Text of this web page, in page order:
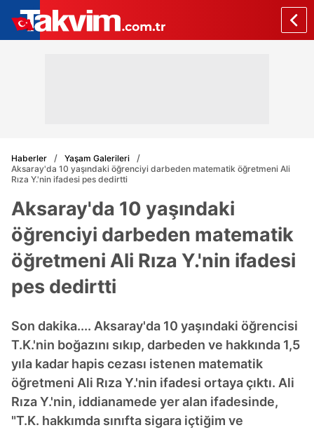
Haberler
Yaşam Galerileri
Aksaray'da 10 yaşındaki öğrenciyi darbeden matematik öğretmeni Ali
Rıza Y.'nin ifadesi pes dedirtti
Aksaray'da 10 yaşındaki
öğrenciyi darbeden matematik
öğretmeni Ali Rıza Y.'nin ifadesi
pes dedirtti
Son dakika.... Aksaray'da 10 yaşındaki öğrencisi
T.K.'nin boğazını sıkıp, darbeden ve hakkında 1,5
yıla kadar hapis cezası istenen matematik
öğretmeni Ali Rıza Y.'nin ifadesi ortaya çıktı. Ali
Rıza Y.'nin, iddianamede yer alan ifadesinde,
"T.K. hakkımda sınıfta sigara içtiğim ve